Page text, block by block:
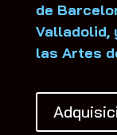
de
Valladolid,
las Artes